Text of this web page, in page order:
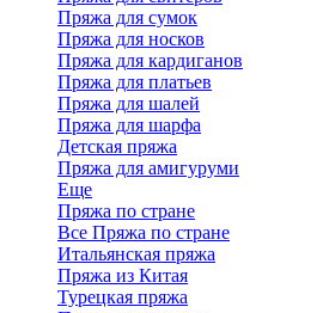
Пряжа для сумок
Пряжа для носков
Пряжа для кардиганов
Пряжа для платьев
Пряжа для шалей
Пряжа для шарфа
Детская пряжа
Пряжа для амигуруми
Еще
Пряжа по стране
Все Пряжа по стране
Итальянская пряжа
Пряжа из Китая
Турецкая пряжа